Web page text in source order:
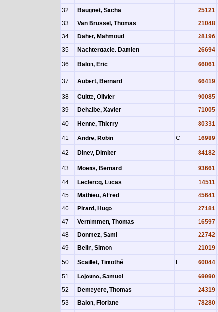
32 Baugnet, Sacha
25121
33
Van Brussel, Thomas
21048
34
Daher, Mahmoud
28196
35
Nachtergaele, Damien 26694
36 Balon, Eric 66061
37 Aubert, Bernard 66419
38 Cuitte, Olivier
90085
39
Dehaibe, Xavier 71005
40 Henne, Thierry 80331
41 Andre, Robin C 16989
42 Dinev, Dimiter 84182
43 Moens, Bernard 93661
44 Leclercq, Lucas
14511
45
Mathieu, Alfred
45641
46
Pirard, Hugo
27181
47
Vernimmen, Thomas
16597
48
Donmez, Sami
22742
49
Belin, Simon 21019
50 Scaillet, Timothé F 60044
51 Lejeune, Samuel
69990
52
Demeyere, Thomas
24319
53
Balon, Floriane
78280